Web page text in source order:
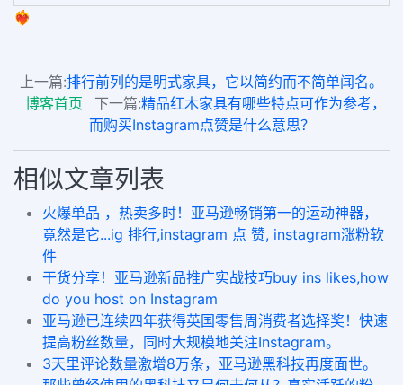
❤️‍🔥
上一篇:排行前列的是明式家具，它以简约而不简单闻名。
博客首页
下一篇:精品红木家具有哪些特点可作为参考，
而购买Instagram点赞是什么意思？
相似文章列表
火爆单品 ，热卖多时！亚马逊畅销第一的运动神器，
竟然是它...ig 排行,instagram 点 赞, instagram涨粉软
件
干货分享！亚马逊新品推广实战技巧buy ins likes,how
do you host on Instagram
亚马逊已连续四年获得英国零售周消费者选择奖！快速
提高粉丝数量，同时大规模地关注Instagram。
3天里评论数量激增8万条，亚马逊黑科技再度面世。